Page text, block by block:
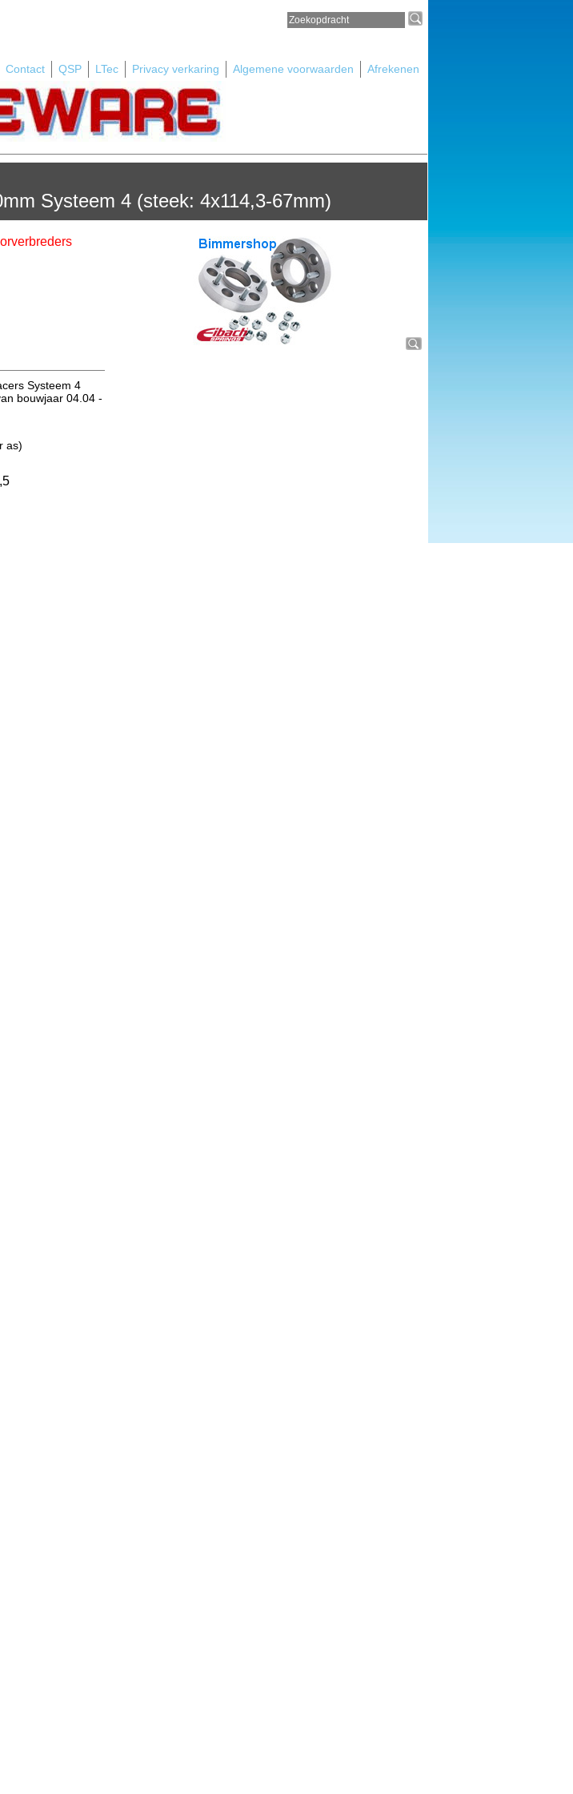
Contact QSP LTec Privacy verkaring Algemene voorwaarden Afrekenen
Systeem 4 (steek: 4x114,3-67mm)
Systeem 4
bouwjaar 04.04 -
as)